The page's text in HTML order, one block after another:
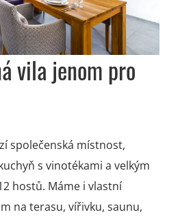
vila jenom pro
společenská místnost,
s vinotékami a velkým
hostů. Máme i vlastní
na terasu, vířivku, saunu,